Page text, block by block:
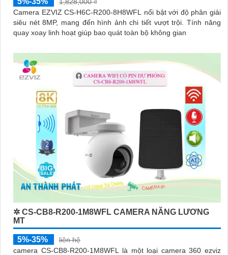
1,828,000 ₫
Camera EZVIZ CS-H6C-R200-8H8WFL nổi bật với độ phân giải
siêu nét 8MP, mang đến hình ảnh chi tiết vượt trội. Tính năng
quay xoay linh hoạt giúp bao quát toàn bộ không gian
✲ CS-CB8-R200-1M8WFL CAMERA NĂNG LƯƠNG
MT
5%-35%
liên hệ
camera CS-CB8-R200-1M8WFL là một loại camera 360 ezviz